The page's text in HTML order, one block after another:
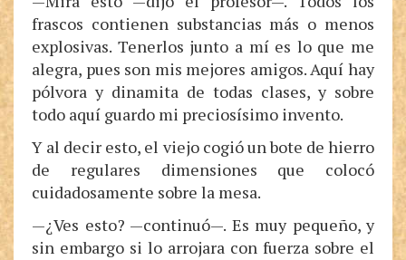
frascos contienen substancias más o menos
explosivas. Tenerlos junto a mí es lo que me
alegra, pues son mis mejores amigos. Aquí hay
pólvora y dinamita de todas clases, y sobre
todo aquí guardo mi preciosísimo invento.
Y al decir esto, el viejo cogió un bote de hierro
de regulares dimensiones que colocó
cuidadosamente sobre la mesa.
—¿Ves esto? —continuó—. Es muy pequeño, y
sin embargo si lo arrojara con fuerza sobre el